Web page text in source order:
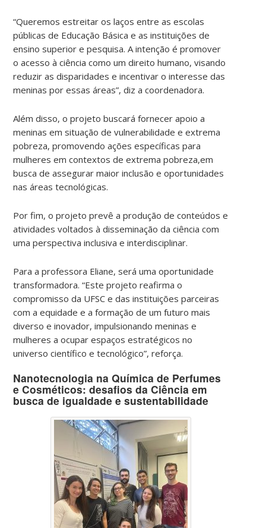
“Queremos estreitar os laços entre as escolas
públicas de Educação Básica e as instituições de
ensino superior e pesquisa. A intenção é promover
o acesso à ciência como um direito humano, visando
reduzir as disparidades e incentivar o interesse das
meninas por essas áreas”, diz a coordenadora.
Além disso, o projeto buscará fornecer apoio a
meninas em situação de vulnerabilidade e extrema
pobreza, promovendo ações específicas para
mulheres em contextos de extrema pobreza,em
busca de assegurar maior inclusão e oportunidades
nas áreas tecnológicas.
Por fim, o projeto prevê a produção de conteúdos e
atividades voltados à disseminação da ciência com
uma perspectiva inclusiva e interdisciplinar.
Para a professora Eliane, será uma oportunidade
transformadora. “Este projeto reafirma o
compromisso da UFSC e das instituições parceiras
com a equidade e a formação de um futuro mais
diverso e inovador, impulsionando meninas e
mulheres a ocupar espaços estratégicos no
universo científico e tecnológico”, reforça.
Nanotecnologia na Química de Perfumes
e Cosméticos: desafios da Ciência em
busca de igualdade e sustentabilidade